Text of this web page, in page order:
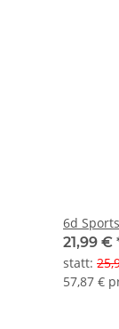
6d
21,99 €
statt:
57,87 €